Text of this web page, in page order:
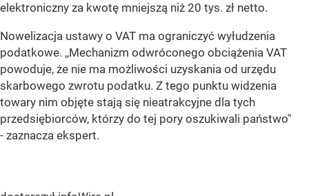
elektroniczny za kwotę mniejszą niż 20 tys. zł netto.
Nowelizacja ustawy o VAT ma ograniczyć wyłudzenia
podatkowe. ,,Mechanizm odwróconego obciążenia VAT
powoduje, że nie ma możliwości uzyskania od urzędu
skarbowego zwrotu podatku. Z tego punktu widzenia
towary nim objęte stają się nieatrakcyjne dla tych
przedsiębiorców, którzy do tej pory oszukiwali państwo"
- zaznacza ekspert.